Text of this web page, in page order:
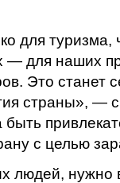
для
— для наших
Это станет
страны», —
с целью
людей, нужно